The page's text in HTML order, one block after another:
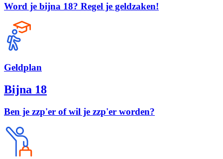
Word je bijna 18? Regel je geldzaken!
Geldplan
Bijna 18
Ben je zzp'er of wil je zzp'er worden?